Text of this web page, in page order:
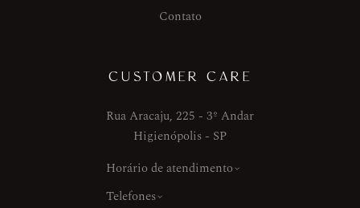
Contato
CUSTOMER CARE
Rua Aracaju, 225 - 3º Andar
Higienópolis - SP
Horário de atendimento
Telefones